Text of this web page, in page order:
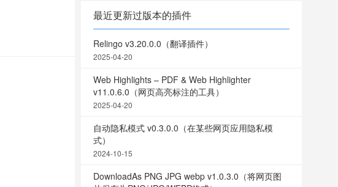
最近更新过版本的插件
Relingo v3.20.0.0（翻译插件）
2025-04-20
Web Highlights – PDF & Web Highlighter
v11.0.6.0（网页高亮标注的工具）
2025-04-20
自动隐私模式 v0.3.0.0（在某些网页应用隐私模
式）
2024-10-15
DownloadAs PNG JPG webp v1.0.3.0（将网页图